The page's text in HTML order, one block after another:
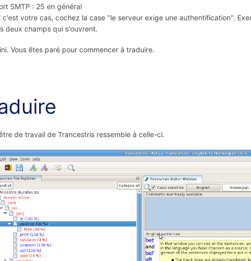
SMTP : 25 en général
c'est votre cas, cochez la case "le serveur exige une authentification".
deux champs qui s'ouvrent.
Vous êtes paré pour commencer à traduire.
de travail de Trancestris ressemble à celle-ci.